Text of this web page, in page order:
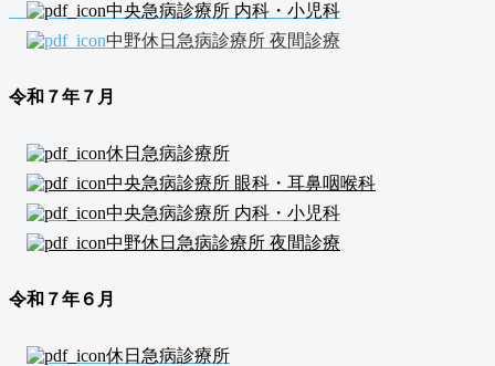
中央急病診療所 内科・小児科
中野休日急病診療所 夜間診療
令和７年７ 月
休日急病診療所
中央急病診療所 眼科・耳鼻咽喉科
中央急病診療所 内科・小児科
中野休日急病診療所 夜間診療
令和７年６ 月
休日急病診療所